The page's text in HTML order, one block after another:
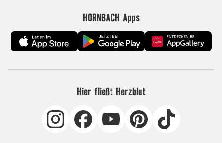
HORNBACH Apps
Hier fließt Herzblut